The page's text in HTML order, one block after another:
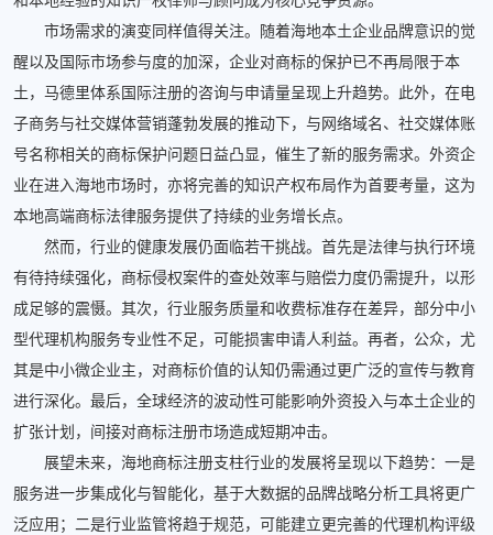
市场需求的演变同样值得关注。随着海地本土企业品牌意识的觉
醒以及国际市场参与度的加深，企业对商标的保护已不再局限于本
土，马德里体系国际注册的咨询与申请量呈现上升趋势。此外，在电
子商务与社交媒体营销蓬勃发展的推动下，与网络域名、社交媒体账
号名称相关的商标保护问题日益凸显，催生了新的服务需求。外资企
业在进入海地市场时，亦将完善的知识产权布局作为首要考量，这为
本地高端商标法律服务提供了持续的业务增长点。
然而，行业的健康发展仍面临若干挑战。首先是法律与执行环境
有待持续强化，商标侵权案件的查处效率与赔偿力度仍需提升，以形
成足够的震慑。其次，行业服务质量和收费标准存在差异，部分中小
型代理机构服务专业性不足，可能损害申请人利益。再者，公众，尤
其是中小微企业主，对商标价值的认知仍需通过更广泛的宣传与教育
进行深化。最后，全球经济的波动性可能影响外资投入与本土企业的
扩张计划，间接对商标注册市场造成短期冲击。
展望未来，海地商标注册支柱行业的发展将呈现以下趋势：一是
服务进一步集成化与智能化，基于大数据的品牌战略分析工具将更广
泛应用；二是行业监管将趋于规范，可能建立更完善的代理机构评级